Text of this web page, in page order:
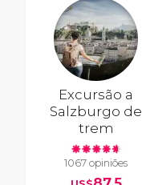
Excursão a
Salzburgo de
trem
1067 opiniões